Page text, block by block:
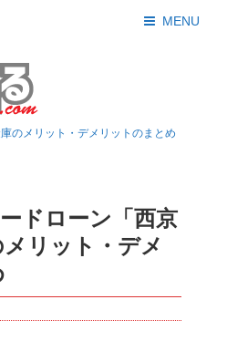
MENU
のメリット・デメリットのまとめ
ドローン「西京
リット・デメ